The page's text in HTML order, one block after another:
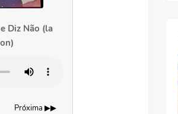
Diz Não (la
Próxima ▶▶